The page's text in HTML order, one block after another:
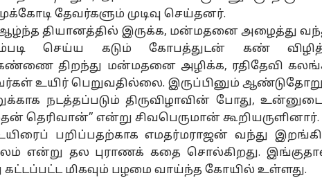
தேவர்களும் முடிவு செய்தனர்.
தியானத்தில் இருக்க, மன்மதனை அழைத்து
செய்ய கடும் கோபத்துடன் கண்
திறந்து மன்மதனை அழிக்க, ரதிதேவி
உயிர் பெறுவதில்லை. இருப்பினும்
நடத்தப்படும் திருவிழாவின் போது,
தெரிவான்” என்று சிவபெருமான் கூறியருளினார்.
பறிப்பதற்காக எமதர்மராஜன் வந்து
என்று தல புராணக் கதை சொல்கிறது.
கட்டப்பட்ட மிகவும் பழமை வாய்ந்த கோயில் உள்ளது.
கார்னர்